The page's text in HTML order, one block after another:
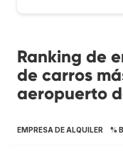
Ranking de
de carros
aeropuerto
EMPRESA DE ALQUILER %